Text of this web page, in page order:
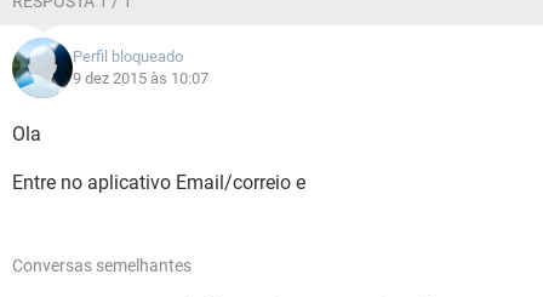
Perfil bloqueado
9 dez 2015 às 10:07
Ola
Entre no aplicativo Email/correio e
Conversas semelhantes